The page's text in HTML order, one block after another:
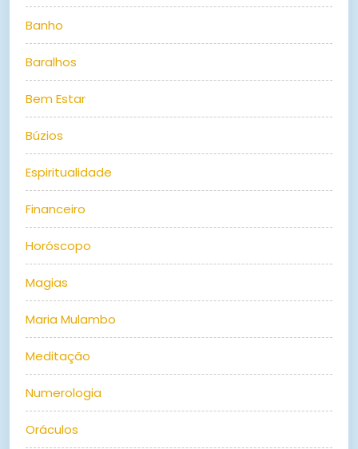
Banho
Baralhos
Bem Estar
Búzios
Espiritualidade
Financeiro
Horóscopo
Magias
Maria Mulambo
Meditação
Numerologia
Oráculos